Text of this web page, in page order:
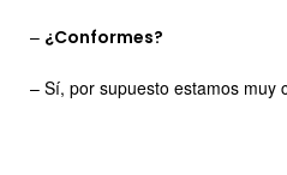
– ¿Conformes?
– Sí, por supuesto estamos muy